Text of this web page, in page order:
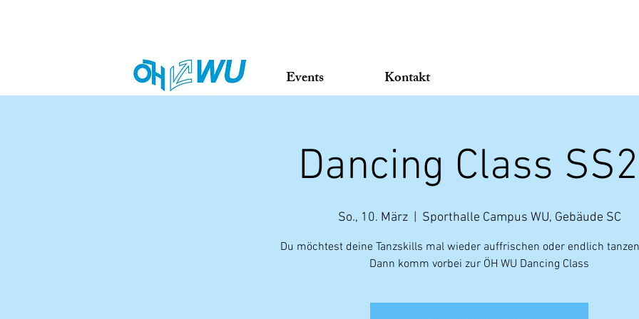
Events Kontakt
Dancing Class
So., 10. März
  |
Sporthalle Campus WU, Gebäude SC
Du möchtest deine Tanzskills mal wieder auffrischen oder endlich
Dann komm vorbei zur ÖH WU Dancing Class